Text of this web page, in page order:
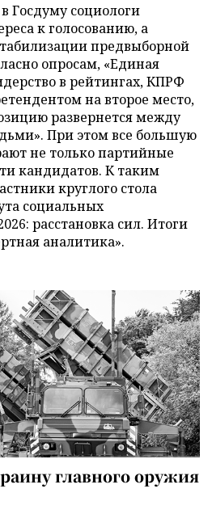
Госдуму социологи
к голосованию, а
предвыборной
опросам, «Единая
в рейтингах, КПРФ
на второе место,
развернется между
При этом все большую
не только партийные
кандидатов. К таким
круглого стола
социальных
расстановка сил. Итоги
аналитика».
главного оружия